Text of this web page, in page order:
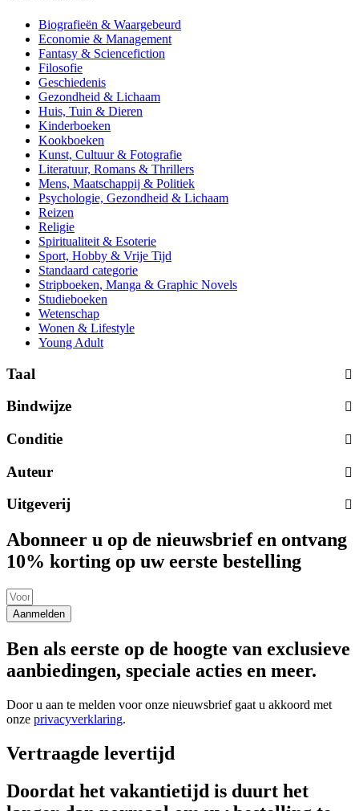
Biografieën & Waargebeurd
Economie & Management
Fantasy & Sciencefiction
Filosofie
Geschiedenis
Gezondheid & Lichaam
Huis, Tuin & Dieren
Kinderboeken
Kookboeken
Kunst, Cultuur & Fotografie
Literatuur, Romans & Thrillers
Mens, Maatschappij & Politiek
Psychologie, Gezondheid & Lichaam
Reizen
Religie
Spiritualiteit & Esoterie
Sport, Hobby & Vrije Tijd
Standaard categorie
Stripboeken, Manga & Graphic Novels
Studieboeken
Wetenschap
Wonen & Lifestyle
Young Adult
Taal
Bindwijze
Conditie
Auteur
Uitgeverij
Abonneer u op de nieuwsbrief en ontvang
10% korting op uw eerste bestelling
Aanmelden
Ben als eerste op de hoogte van exclusieve
aanbiedingen, speciale acties en meer.
Door u aan te melden voor onze nieuwsbrief gaat u akkoord met
onze privacyverklaring.
Vertraagde levertijd
Doordat het vakantietijd is duurt het